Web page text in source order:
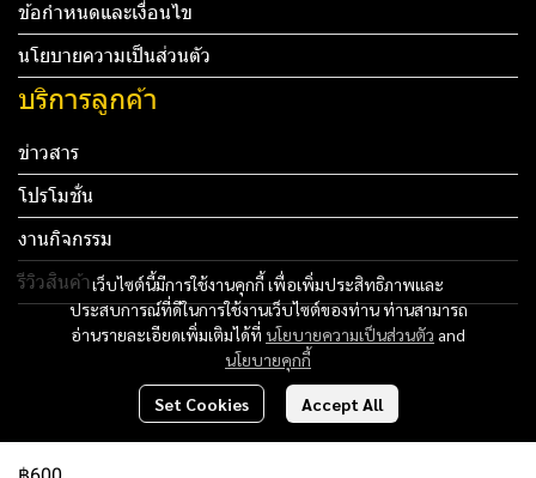
เว็บไซต์นี้มีการใช้งานคุกกี้ เพื่อเพิ่มประสิทธิภาพและ
ประสบการณ์ที่ดีในการใช้งานเว็บไซต์ของท่าน ท่านสามารถ
อ่านรายละเอียดเพิ่มเติมได้ที่ นโยบายความเป็นส่วนตัว and
นโยบายคุกกี้
Set Cookies Accept All
ข้อกำหนดและเงื่อนไข
นโยบายความเป็นส่วนตัว
บริการลูกค้า
ข่าวสาร
โปรโมชั่น
งานกิจกรรม
รีวิวสินค้า
Tel: 012 345 67890 Email: mail@yourdomain.com